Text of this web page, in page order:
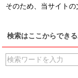
そのため、当サイトの
検索はここからできる